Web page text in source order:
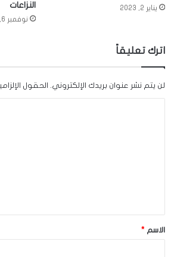
يناير 2, 2023
النزاعات
نوفمبر 6, 2025
اترك تعليقاً
لن يتم نشر عنوان بريدك الإلكتروني. الحقول
ق
*الاسم *